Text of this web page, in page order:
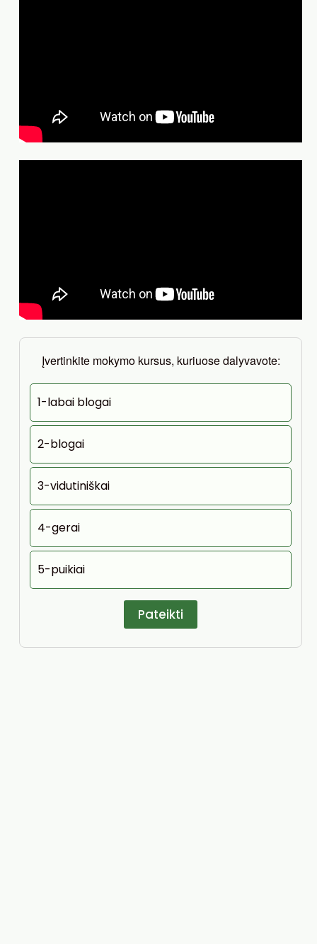
Įvertinkite mokymo kursus, kuriuose dalyvavote:
1-labai blogai
2-blogai
3-vidutiniškai
4-gerai
5-puikiai